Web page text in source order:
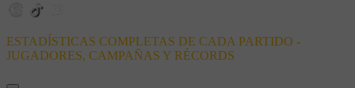
ESTADÍSTICAS COMPLETAS DE CADA PARTIDO -
JUGADORES, CAMPAÑAS Y RÉCORDS